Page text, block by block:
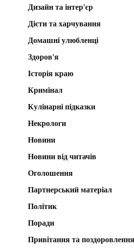
Дизайн та інтер'єр
Дієти та харчування
Домашні улюбленці
Здоров'я
Історія краю
Кримінал
Кулінарні підказки
Некрологи
Новини
Новини від читачів
Оголошення
Партнерський матеріал
Політик
Поради
Привітання та поздоровлення